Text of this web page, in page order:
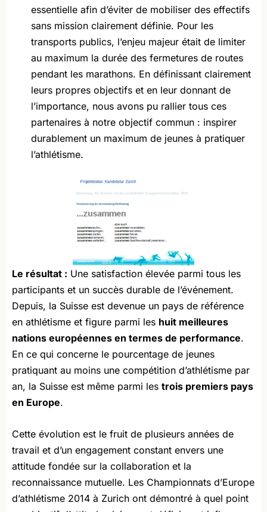
essentielle afin d’éviter de mobiliser des effectifs
sans mission clairement définie. Pour les
transports publics, l’enjeu majeur était de limiter
au maximum la durée des fermetures de routes
pendant les marathons. En définissant clairement
leurs propres objectifs et en leur donnant de
l’importance, nous avons pu rallier tous ces
partenaires à notre objectif commun : inspirer
durablement un maximum de jeunes à pratiquer
l’athlétisme.
Le résultat : Une satisfaction élevée parmi tous les
participants et un succès durable de l’événement.
Depuis, la Suisse est devenue un pays de référence
en athlétisme et figure parmi les huit meilleures
nations européennes en termes de performance.
En ce qui concerne le pourcentage de jeunes
pratiquant au moins une compétition d’athlétisme par
an, la Suisse est même parmi les trois premiers pays
en Europe.
Cette évolution est le fruit de plusieurs années de
travail et d’un engagement constant envers une
attitude fondée sur la collaboration et la
reconnaissance mutuelle. Les Championnats d’Europe
d’athlétisme 2014 à Zurich ont démontré à quel point